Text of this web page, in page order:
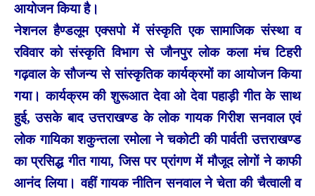
आयोजन किया है।
नेशनल हैण्डलूम एक्सपो में संस्कृति एक सामाजिक संस्था व
रविवार को संस्कृति विभाग से जौनपुर लोक कला मंच टिहरी
गढ़वाल के सौजन्य से सांस्कृतिक कार्यक्रमों का आयोजन किया
गया। कार्यक्रम की शुरूआत देवा ओ देवा पहाड़ी गीत के साथ
हुई, उसके बाद उत्तराखण्ड के लोक गायक गिरीश सनवाल एवं
लोक गायिका शकुन्तला रमोला ने चकोटी की पार्वती उत्तराखण्ड
का प्रसिद्ध गीत गाया, जिस पर प्रांगण में मौजूद लोगों ने काफी
आनंद लिया। वहीं गायक नीतिन सनवाल ने चेता की चैत्वाली व